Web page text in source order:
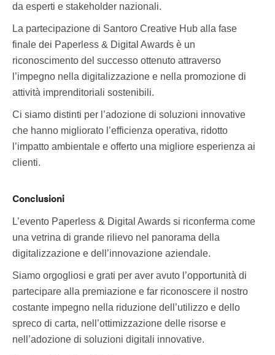
da esperti e stakeholder nazionali.
La partecipazione di Santoro Creative Hub alla fase
finale dei Paperless & Digital Awards è un
riconoscimento del successo ottenuto attraverso
l’impegno nella digitalizzazione e nella promozione di
attività imprenditoriali sostenibili.
Ci siamo distinti per l’adozione di soluzioni innovative
che hanno migliorato l’efficienza operativa, ridotto
l’impatto ambientale e offerto una migliore esperienza ai
clienti.
Conclusioni
L’evento Paperless & Digital Awards si riconferma come
una vetrina di grande rilievo nel panorama della
digitalizzazione e dell’innovazione aziendale.
Siamo orgogliosi e grati per aver avuto l’opportunità di
partecipare alla premiazione e far riconoscere il nostro
costante impegno nella riduzione dell’utilizzo e dello
spreco di carta, nell’ottimizzazione delle risorse e
nell’adozione di soluzioni digitali innovative.